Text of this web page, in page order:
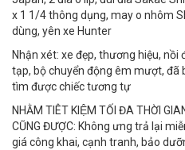
x 1 1/4 thông dụng, may o nhôm
dùng, yên xe Hunter
Nhận xét: xe đẹp, thương hiệu, nồi
tạp, bộ chuyển động êm mượt, đã
tìm được chiếc tương tự
NHẰM TIÊT KIỆM TỐI ĐA THỜI
CŨNG ĐƯỢC: Không ưng trả lại
giá công khai, cạnh tranh, bảo